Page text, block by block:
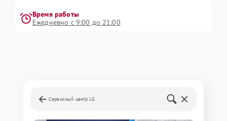
Время работы
Ежедневно с 9:00 до 21:00
Сервисный центр LG